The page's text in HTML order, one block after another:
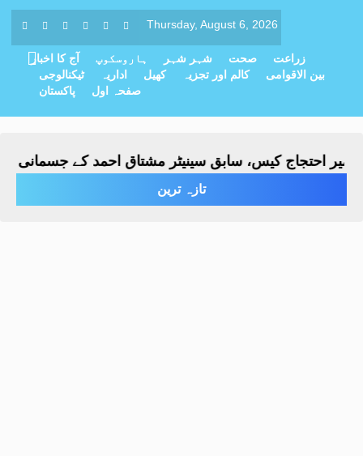
Thursday, August 6, 2026
آج کا اخبار ہاروسکوپ شہر شہر صحت
زراعت
ٹیکنالوجی
اداریہ کھیل کالم اور تجزیہ
بین الاقوامی
پاکستان
صفحہ اول
احتجاج کیس، سابق سینیٹر مشتاق احمد کے جسمانی ریمانڈ میں 4 روز
تازہ ترین